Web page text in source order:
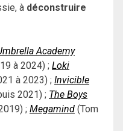
à déconstruire
Academy
à 2024) ; Loki
à 2023) ; Invicible
2021) ; The Boys
; Megamind (Tom